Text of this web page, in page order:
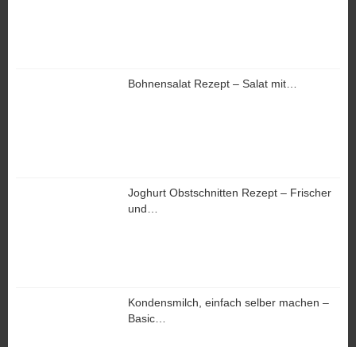
Bohnensalat Rezept – Salat mit…
Joghurt Obstschnitten Rezept – Frischer
und…
Kondensmilch, einfach selber machen –
Basic…